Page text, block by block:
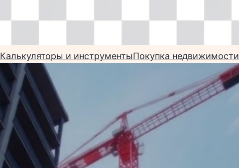
Калькуляторы и инструментыПокупка недвижимости